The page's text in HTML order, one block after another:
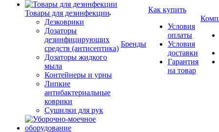
Товары для дезинфекции
Дезковрики
Дозаторы
дезинфицирующих
средств (антисептика)
Дозаторы жидкого
мыла
Контейнеры и урны
Липкие
антибактериальные
коврики
Сушилки для рук
Бренды
Как купить
Условия
оплаты
Условия
доставки
Гарантия
на товар